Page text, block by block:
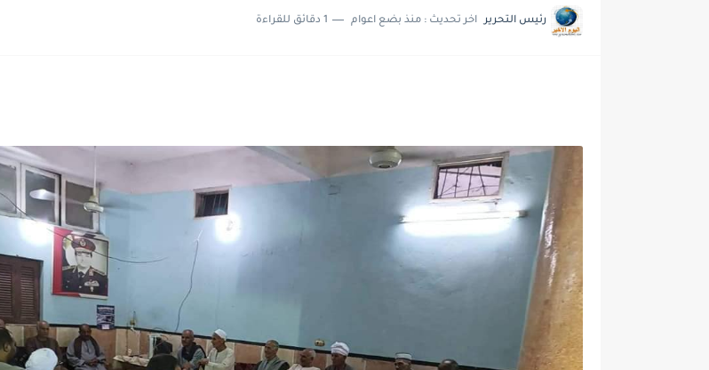
رئيس التحرير اخر تحديث : منذ بضع اعوام 1 دقائق للقراءة